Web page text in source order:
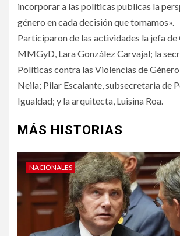
incorporar a las políticas publicas la
género en cada decisión que tomamos».
Participaron de las actividades la jefa
MMGyD, Lara González Carvajal; la
Políticas contra las Violencias de
Neila; Pilar Escalante, subsecretaria de
Igualdad; y la arquitecta, Luisina Roa.
MÁS HISTORIAS
NACIONALES